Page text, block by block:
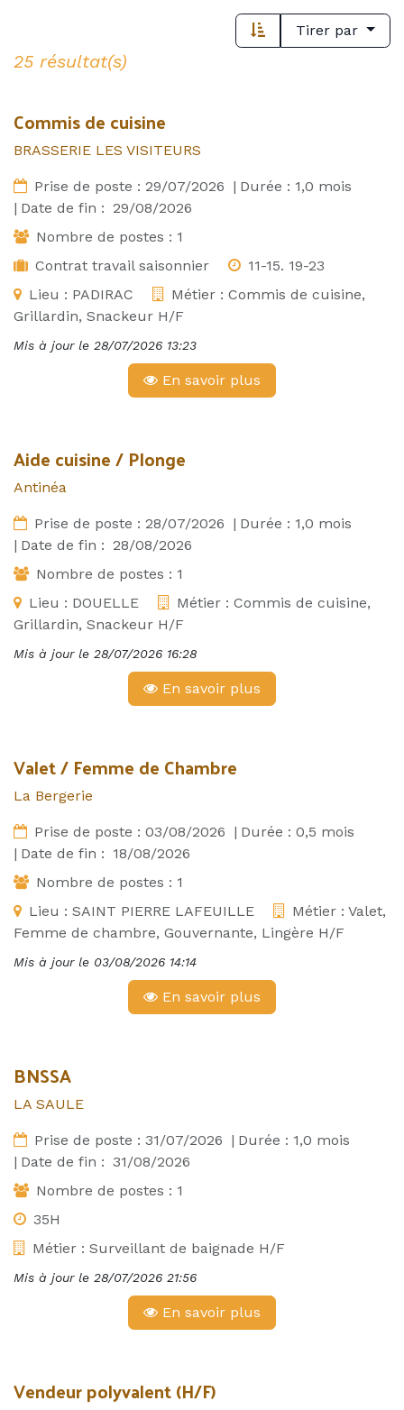
Tirer par
25 résultat(s)
Commis de cuisine
BRASSERIE LES VISITEURS
Prise de poste : 29/07/2026 | Durée : 1,0 mois
| Date de fin : 29/08/2026
Nombre de postes : 1
Contrat travail saisonnier
11-15. 19-23
Lieu : PADIRAC Métier : Commis de cuisine,
Grillardin, Snackeur H/F
Mis à jour le 28/07/2026 13:23
En savoir plus
Aide cuisine / Plonge
Antinéa
Prise de poste : 28/07/2026 | Durée : 1,0 mois
| Date de fin : 28/08/2026
Nombre de postes : 1
Lieu : DOUELLE Métier : Commis de cuisine,
Grillardin, Snackeur H/F
Mis à jour le 28/07/2026 16:28
En savoir plus
Valet / Femme de Chambre
La Bergerie
Prise de poste : 03/08/2026 | Durée : 0,5 mois
| Date de fin : 18/08/2026
Nombre de postes : 1
Lieu : SAINT PIERRE LAFEUILLE Métier : Valet,
Femme de chambre, Gouvernante, Lingère H/F
Mis à jour le 03/08/2026 14:14
En savoir plus
BNSSA
LA SAULE
Prise de poste : 31/07/2026 | Durée : 1,0 mois
| Date de fin : 31/08/2026
Nombre de postes : 1
35H
Métier : Surveillant de baignade H/F
Mis à jour le 28/07/2026 21:56
En savoir plus
Vendeur polyvalent (H/F)